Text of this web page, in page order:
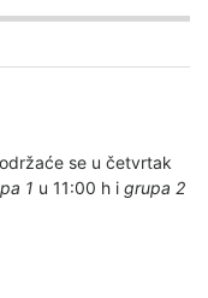
održaće se u četvrtak
1 u 11:00 h i grupa 2